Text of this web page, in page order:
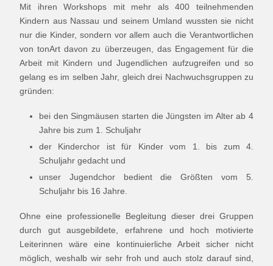
Mit ihren Workshops mit mehr als 400 teilnehmenden
Kindern aus Nassau und seinem Umland wussten sie nicht
nur die Kinder, sondern vor allem auch die Verantwortlichen
von tonArt davon zu überzeugen, das Engagement für die
Arbeit mit Kindern und Jugendlichen aufzugreifen und so
gelang es im selben Jahr, gleich drei Nachwuchsgruppen zu
gründen:
bei den Singmäusen starten die Jüngsten im Alter ab 4
Jahre bis zum 1. Schuljahr
der Kinderchor ist für Kinder vom 1. bis zum 4.
Schuljahr gedacht und
unser Jugendchor bedient die Größten vom 5.
Schuljahr bis 16 Jahre.
Ohne eine professionelle Begleitung dieser drei Gruppen
durch gut ausgebildete, erfahrene und hoch motivierte
Leiterinnen wäre eine kontinuierliche Arbeit sicher nicht
möglich, weshalb wir sehr froh und auch stolz darauf sind,